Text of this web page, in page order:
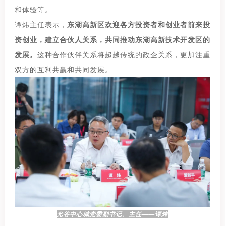
和体验等。
谭炜主任表示， 东湖高新区欢迎各方投资者和创业者前来投
资创业，建立合伙人关系，共同推动东湖高新技术开发区的
发展。 这种合作伙伴关系将超越传统的政企关系，更加注重
双方的互利共赢和共同发展。
光谷中心城党委副书记、主任——谭炜